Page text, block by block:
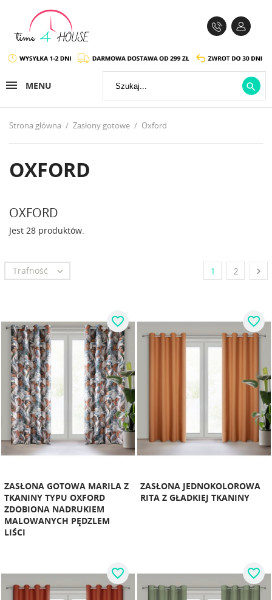
MENU 
Strona główna Zasłony gotowe Oxford
OXFORD
OXFORD
Jest 28 produktów.
Trafność  1 2 
ZASŁONA GOTOWA MARILA Z
TKANINY TYPU OXFORD
ZDOBIONA NADRUKIEM
MALOWANYCH PĘDZLEM
LIŚCI
favorite_border
ZASŁONA JEDNOKOLOROWA
RITA Z GŁADKIEJ TKANINY
favorite_border
favorite_border favorite_border